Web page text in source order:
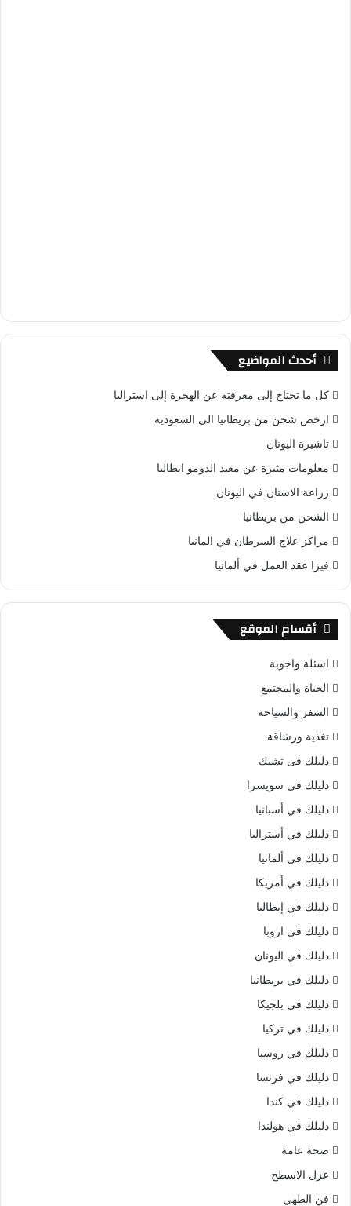
أحدث المواضيع
كل ما تحتاج إلى معرفته عن الهجرة إلى استراليا
ارخص شحن من بريطانيا الى السعوديه
تاشيرة اليونان
معلومات مثيرة عن معبد الدومو ايطاليا
زراعة الاسنان في اليونان
الشحن من بريطانيا
مراكز علاج السرطان في المانيا
فيزا عقد العمل في ألمانيا
أقسام الموقع
اسئلة واجوبة
الحياة والمجتمع
السفر والسياحة
تغذية ورشاقة
دليلك فى تشيك
دليلك فى سويسرا
دليلك في أسبانيا
دليلك في أستراليا
دليلك في ألمانيا
دليلك في أمريكا
دليلك في إيطاليا
دليلك في اروبا
دليلك في اليونان
دليلك في بريطانيا
دليلك في بلجيكا
دليلك في تركيا
دليلك في روسيا
دليلك في فرنسا
دليلك في كندا
دليلك في هولندا
صحة عامة
عزل الاسطح
فن الطهي